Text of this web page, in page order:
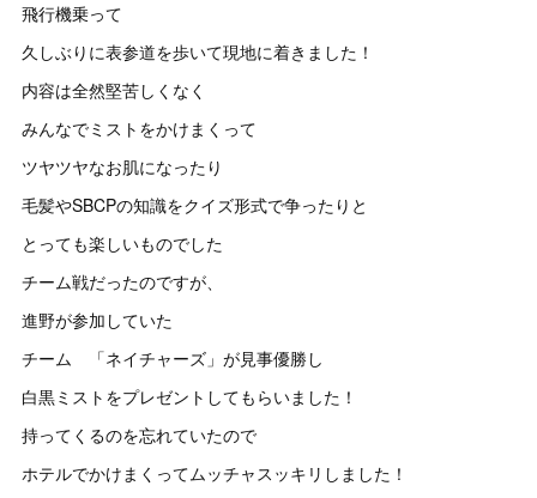
飛行機乗って
久しぶりに表参道を歩いて現地に着きました！
内容は全然堅苦しくなく
みんなでミストをかけまくって
ツヤツヤなお肌になったり
毛髪やSBCPの知識をクイズ形式で争ったりと
とっても楽しいものでした
チーム戦だったのですが、
進野が参加していた
チーム 「ネイチャーズ」が見事優勝し
白黒ミストをプレゼントしてもらいました！
持ってくるのを忘れていたので
ホテルでかけまくってムッチャスッキリしました！